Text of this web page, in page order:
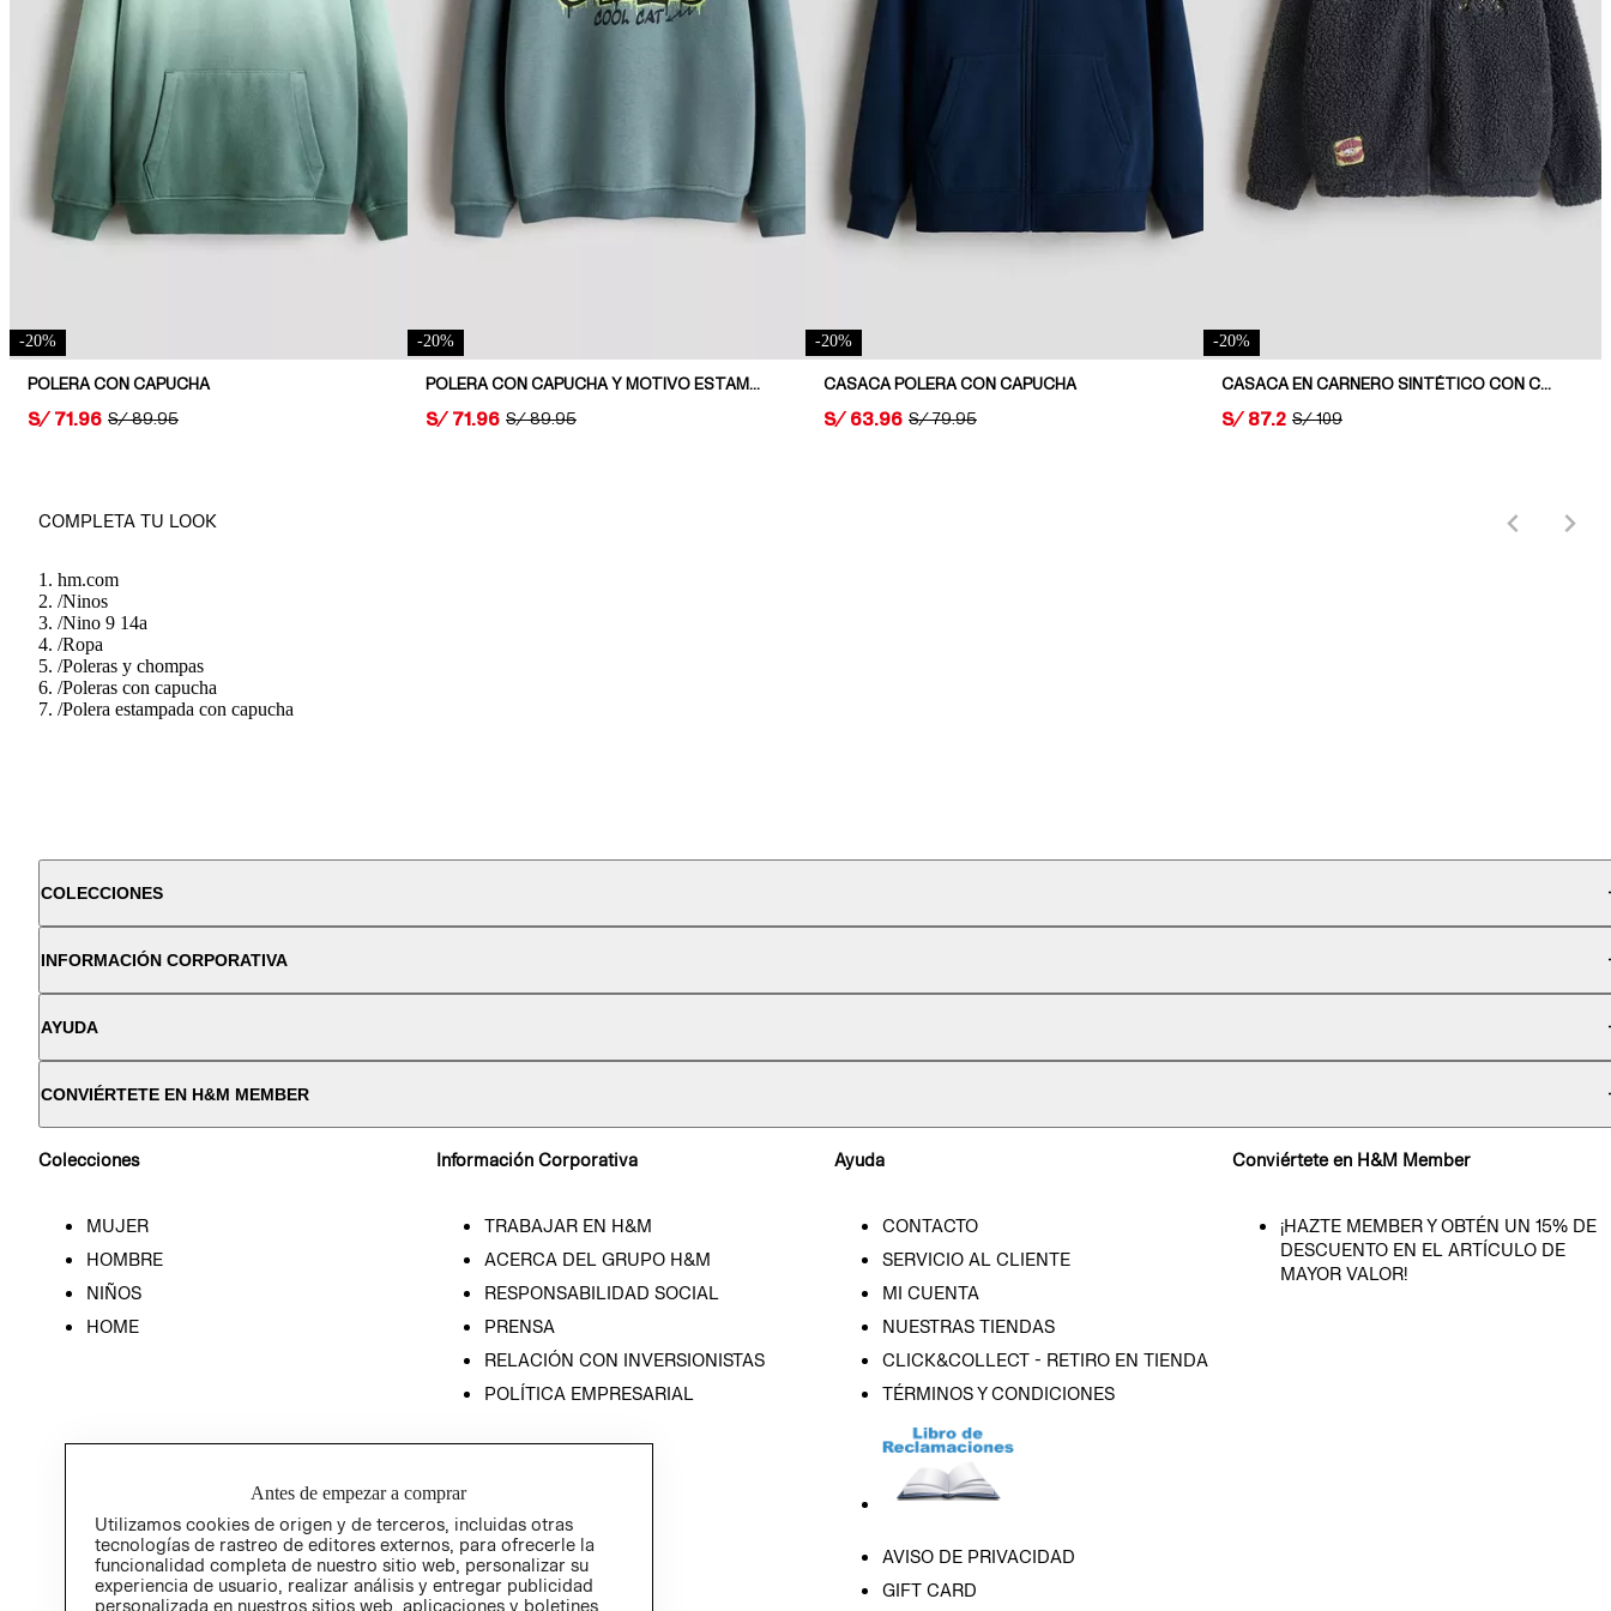
-20%
POLERA CON CAPUCHA
ORIGINAL PRICE:
S/ 89.95
PRICE:
S/ 71.96
-20%
POLERA CON CAPUCHA Y MOTIVO ESTAMPADO
ORIGINAL PRICE:
S/ 89.95
PRICE:
S/ 71.96
-20%
CASACA POLERA CON CAPUCHA
ORIGINAL PRICE:
S/ 79.95
PRICE:
S/ 63.96
-20%
CASACA EN CARNERO SINTÉTICO CON CAPUCHA
ORIGINAL PRICE:
S/ 109
PRICE:
S/ 87.2
COMPLETA TU LOOK
hm.com
/Ninos
/Nino 9 14a
/Ropa
/Poleras y chompas
/Poleras con capucha
/Polera estampada con capucha
COLECCIONES
INFORMACIÓN CORPORATIVA
AYUDA
CONVIÉRTETE EN H&M MEMBER
Colecciones
MUJER
HOMBRE
NIÑOS
HOME
Información Corporativa
TRABAJAR EN H&M
ACERCA DEL GRUPO H&M
RESPONSABILIDAD SOCIAL
PRENSA
RELACIÓN CON INVERSIONISTAS
POLÍTICA EMPRESARIAL
Ayuda
CONTACTO
SERVICIO AL CLIENTE
MI CUENTA
NUESTRAS TIENDAS
CLICK&COLLECT - RETIRO EN TIENDA
TÉRMINOS Y CONDICIONES
AVISO DE PRIVACIDAD
GIFT CARD
Conviértete en H&M Member
¡HAZTE MEMBER Y OBTÉN UN 15% DE
DESCUENTO EN EL ARTÍCULO DE
MAYOR VALOR!
Antes de empezar a comprar
Utilizamos cookies de origen y de terceros, incluidas otras
tecnologías de rastreo de editores externos, para ofrecerle la
funcionalidad completa de nuestro sitio web, personalizar su
experiencia de usuario, realizar análisis y entregar publicidad
personalizada en nuestros sitios web, aplicaciones y boletines